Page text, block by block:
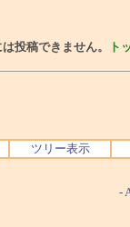
投稿できません。 ト
ツリー表示
-